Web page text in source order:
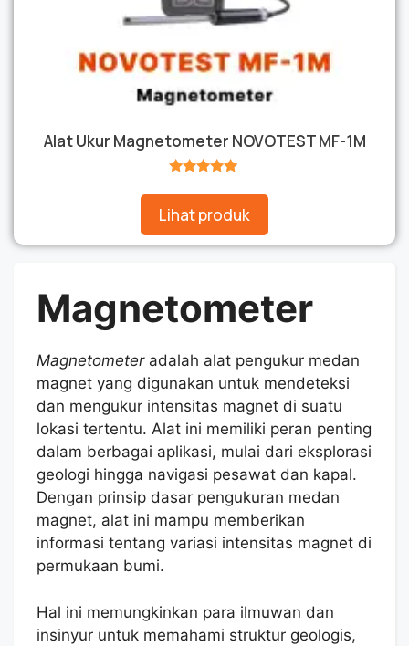
Alat Ukur Magnetometer NOVOTEST MF-1M
Lihat produk
Magnetometer
Magnetometeradalah alat pengukur medan
magnet yang digunakan untuk mendeteksi
dan mengukur intensitas magnet di suatu
lokasi tertentu. Alat ini memiliki peran penting
dalam berbagai aplikasi, mulai dari eksplorasi
geologi hingga navigasi pesawat dan kapal.
Dengan prinsip dasar pengukuran medan
magnet, alat ini mampu memberikan
informasi tentang variasi intensitas magnet di
permukaan bumi.
Hal ini memungkinkan para ilmuwan dan
insinyur untuk memahami struktur geologis,